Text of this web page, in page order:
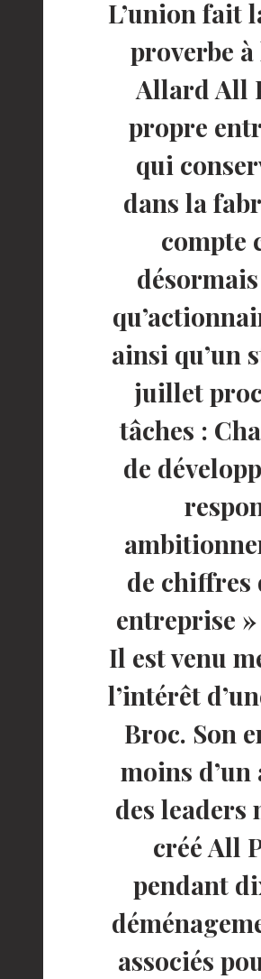
L’union fait
proverbe
Allard All
propre
qui
dans la
compte
ainsi qu’un
juillet
tâches :
de
de chiffres
entreprise
Il est venu
l’intérêt
Broc. Son
moins
des
créé All
pendant
associés